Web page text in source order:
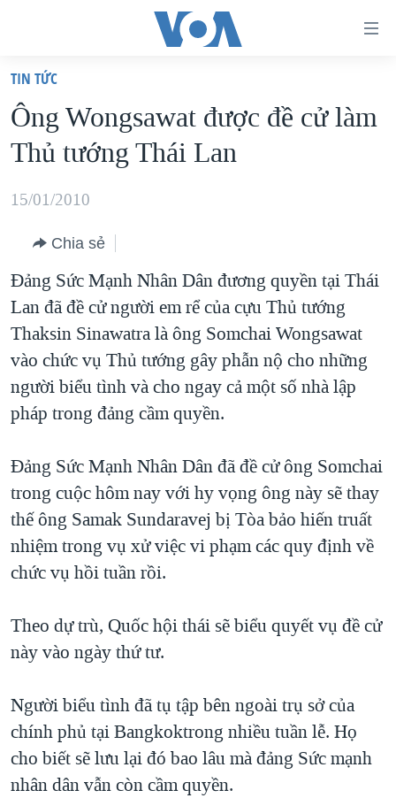
truy
cập
Tới
dung
chính
điều
hướng
chính
Đi
tới
"Tìm"
TRANG CHỦ
VIỆT NAM
HOA KỲ
BIỂN ĐÔNG
BLOG
DIỄN ĐÀN
MỤC
TỰ DO BÁO CHÍ
VẠCH TRẦN TIN GIẢ
NGƯỜI VIỆT HẢI NGOẠI
KINH TẾ
KHOA HỌC
SỨC KHOẺ
VĂN HOÁ
GIÁO DỤC
CHUYÊN ĐỀ
CHIẾN TRANH THƯƠNG MẠI CỦA MỸ: QUÁ KHỨ VÀ HIỆN
MỘT NĂM CHIẾN TRANH TẠI DẢI GAZA
GIẢI MÃ VÀNH ĐAI & CON ĐƯỜNG
NGÀY TỊ NẠN THẾ GIỚI
TRỊNH VĨNH BÌNH - NGƯỜI HẠ 'BÊN THẮNG CUỘC'
CHI PHÍ CHIẾN TRANH AFGHANISTAN
CÁC GIÁ TRỊ CỘNG HÒA Ở VIỆT NAM
TRỊNH VĨNH BÌNH VS. CHÍNH PHỦ VIỆT NAM
NGƯ DÂN VIỆT VÀ LÀN SÓNG TRỘM HẢI SÂM
BÊN KIA QUỐC LỘ: TIẾNG VỌNG TỪ NÔNG THÔN MỸ
HỌC TIẾNG ANH
VIDEO
MẠNG XÃ HỘI
Ngôn ngữ khác
TIN TỨC
Ông Wongsawat được đề cử làm
Thủ tướng Thái Lan
15/01/2010
Chia sẻ
Đảng Sức Mạnh Nhân Dân đương quyền tại Thái
Lan đã đề cử người em rể của cựu Thủ tướng
Thaksin Sinawatra là ông Somchai Wongsawat
vào chức vụ Thủ tướng gây phẫn nộ cho những
người biểu tình và cho ngay cả một số nhà lập
pháp trong đảng cầm quyền.
Đảng Sức Mạnh Nhân Dân đã đề cử ông Somchai
trong cuộc hôm nay với hy vọng ông này sẽ thay
thế ông Samak Sundaravej bị Tòa bảo hiến truất
nhiệm trong vụ xử việc vi phạm các quy định về
chức vụ hồi tuần rồi.
Theo dự trù, Quốc hội thái sẽ biểu quyết vụ đề cử
này vào ngày thứ tư.
Người biểu tình đã tụ tập bên ngoài trụ sở của
chính phủ tại Bangkoktrong nhiều tuần lễ. Họ
cho biết sẽ lưu lại đó bao lâu mà đảng Sức mạnh
nhân dân vẫn còn cầm quyền.